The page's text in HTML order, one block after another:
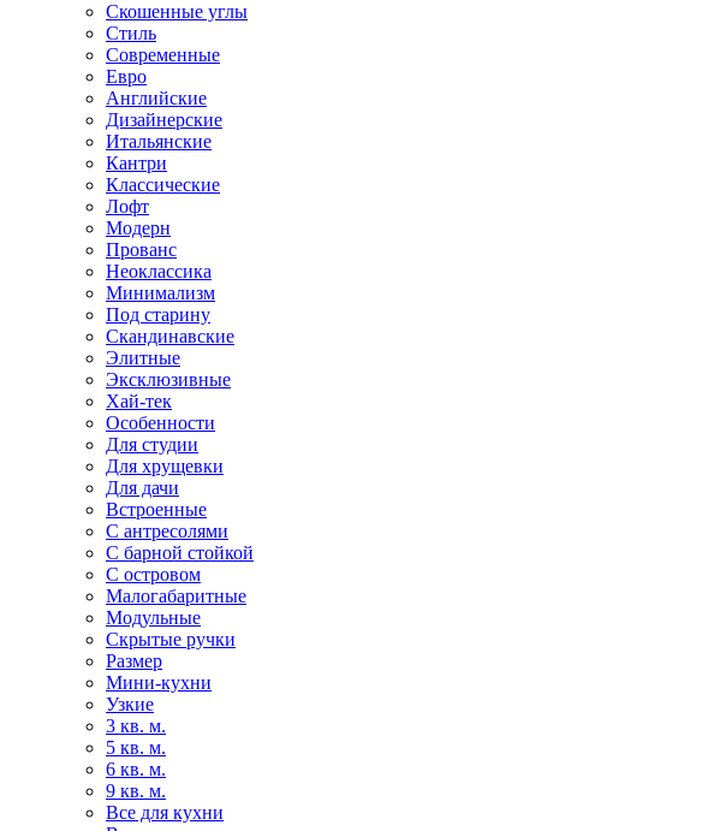
Скошенные углы
Стиль
Современные
Евро
Английские
Дизайнерские
Итальянские
Кантри
Классические
Лофт
Модерн
Прованс
Неоклассика
Минимализм
Под старину
Скандинавские
Элитные
Эксклюзивные
Хай-тек
Особенности
Для студии
Для хрущевки
Для дачи
Встроенные
С антресолями
С барной стойкой
С островом
Малогабаритные
Модульные
Скрытые ручки
Размер
Мини-кухни
Узкие
3 кв. м.
5 кв. м.
6 кв. м.
9 кв. м.
Все для кухни